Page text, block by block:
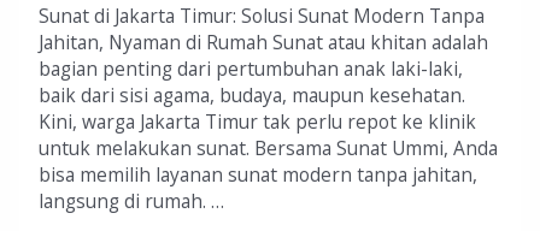
Sunat di Jakarta Timur: Solusi Sunat Modern Tanpa
Jahitan, Nyaman di Rumah Sunat atau khitan adalah
bagian penting dari pertumbuhan anak laki-laki,
baik dari sisi agama, budaya, maupun kesehatan.
Kini, warga Jakarta Timur tak perlu repot ke klinik
untuk melakukan sunat. Bersama Sunat Ummi, Anda
bisa memilih layanan sunat modern tanpa jahitan,
langsung di rumah. …